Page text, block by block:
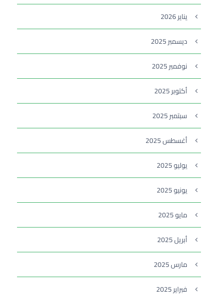
يناير 2026
ديسمبر 2025
نوفمبر 2025
أكتوبر 2025
سبتمبر 2025
أغسطس 2025
يوليو 2025
يونيو 2025
مايو 2025
أبريل 2025
مارس 2025
فبراير 2025